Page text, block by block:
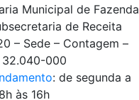
Municipal de Fazenda
de Receita
– Sede – Contagem –
32.040-000
: de segunda a
às 16h